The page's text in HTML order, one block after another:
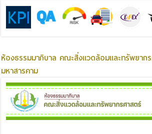
ห้องธรรมมาภิบาล คณะสิ่งแวดล้อมและทรัพยาก
มหาสารคาม